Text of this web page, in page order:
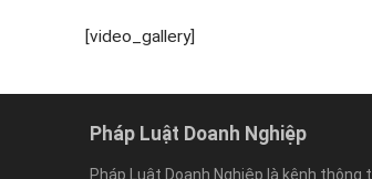
[video_gallery]
Pháp Luật Doanh Nghiệp
Pháp Luật Doanh Nghiệp là kênh